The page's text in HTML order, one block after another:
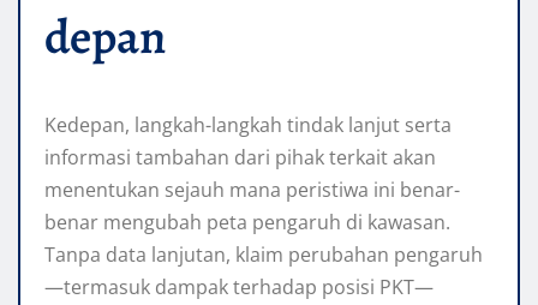
depan
Kedepan, langkah-langkah tindak lanjut serta
informasi tambahan dari pihak terkait akan
menentukan sejauh mana peristiwa ini benar-
benar mengubah peta pengaruh di kawasan.
Tanpa data lanjutan, klaim perubahan pengaruh
—termasuk dampak terhadap posisi PKT—